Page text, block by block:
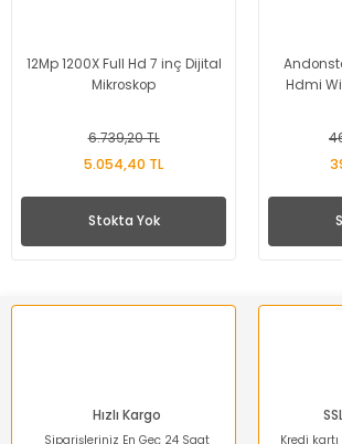
12Mp 1200X Full Hd 7 inç Dijital
Mikroskop
6.739,20 TL
5.054,40 TL
Stokta Yok
Hdmi
Hızlı Kargo
Siparişleriniz En Geç 24 Saat
Kredi